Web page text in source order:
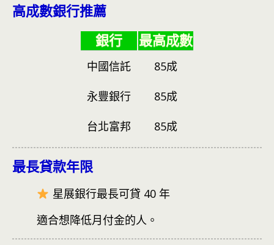
高成數銀行推薦
銀行
最高成數
中國信託 85成
永豐銀行 85成
台北富邦 85成
最長貸款年限
星展銀行最長可貸 40 年
適合想降低月付金的人。